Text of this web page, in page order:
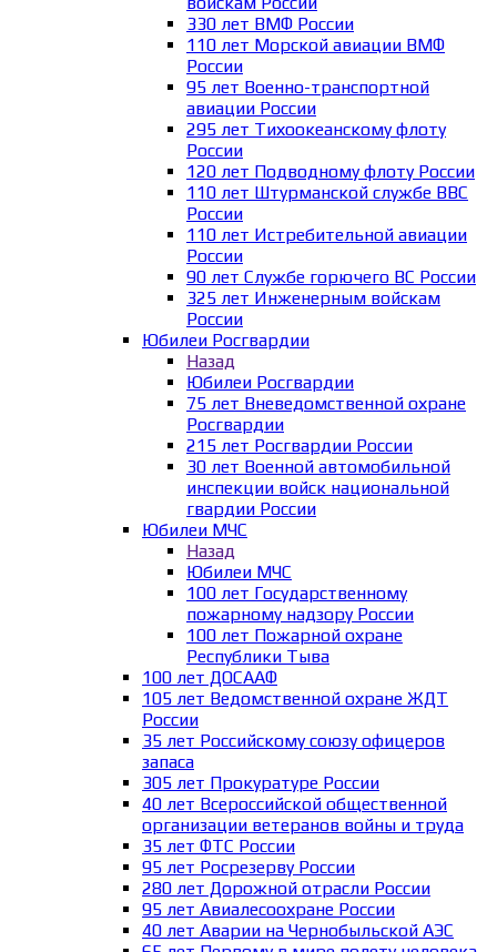
330 лет ВМФ России
110 лет Морской авиации ВМФ
России
95 лет Военно-транспортной
авиации России
295 лет Тихоокеанскому флоту
России
120 лет Подводному флоту России
110 лет Штурманской службе ВВС
России
110 лет Истребительной авиации
России
90 лет Службе горючего ВС России
325 лет Инженерным войскам
России
Юбилеи Росгвардии
Назад
Юбилеи Росгвардии
75 лет Вневедомственной охране
Росгвардии
215 лет Росгвардии России
30 лет Военной автомобильной
инспекции войск национальной
гвардии России
Юбилеи МЧС
Назад
Юбилеи МЧС
100 лет Государственному
пожарному надзору России
100 лет Пожарной охране
Республики Тыва
100 лет ДОСААФ
105 лет Ведомственной охране ЖДТ
России
35 лет Российскому союзу офицеров
запаса
305 лет Прокуратуре России
40 лет Всероссийской общественной
организации ветеранов войны и труда
35 лет ФТС России
95 лет Росрезерву России
280 лет Дорожной отрасли России
95 лет Авиалесоохране России
40 лет Аварии на Чернобыльской АЭС